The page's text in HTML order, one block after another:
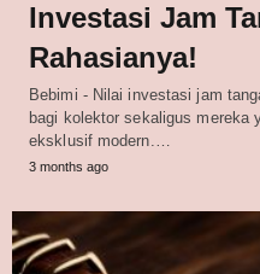
Investasi Jam
Rahasianya!
Bebimi - Nilai investasi jam
bagi kolektor sekaligus mereka
eksklusif modern.…
3 months ago